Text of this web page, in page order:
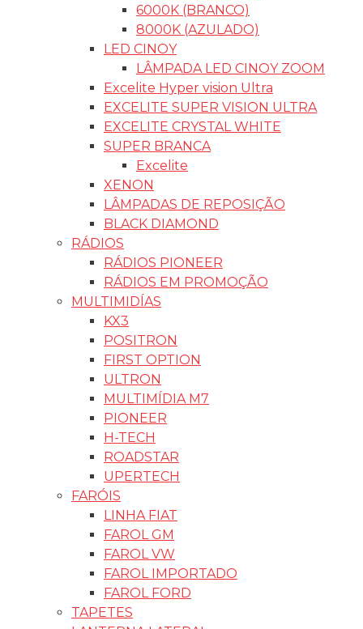
6000K (BRANCO)
8000K (AZULADO)
LED CINOY
LÂMPADA LED CINOY ZOOM
Excelite Hyper vision Ultra
EXCELITE SUPER VISION ULTRA
EXCELITE CRYSTAL WHITE
SUPER BRANCA
Excelite
XENON
LÂMPADAS DE REPOSIÇÃO
BLACK DIAMOND
RÁDIOS
RÁDIOS PIONEER
RÁDIOS EM PROMOÇÃO
MULTIMIDÍAS
KX3
POSITRON
FIRST OPTION
ULTRON
MULTIMÍDIA M7
PIONEER
H-TECH
ROADSTAR
UPERTECH
FARÓIS
LINHA FIAT
FAROL GM
FAROL VW
FAROL IMPORTADO
FAROL FORD
TAPETES